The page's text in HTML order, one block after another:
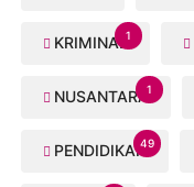
KRIMINAL1
NUSANTARA1
PENDIDIKAN49